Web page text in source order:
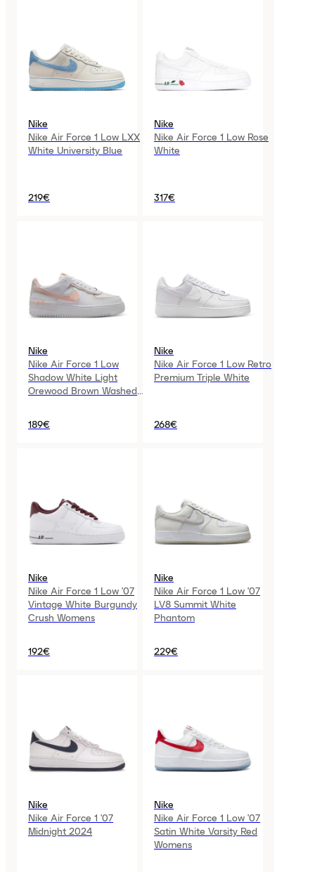
Nike
Nike Air Force 1 Low LXX
White University Blue
219€
Nike
Nike Air Force 1 Low Rose
White
317€
Nike
Nike Air Force 1 Low
Shadow White Light
Orewood Brown Washed
189€
Nike
Nike Air Force 1 Low Retro
Premium Triple White
268€
Nike
Nike Air Force 1 Low '07
Vintage White Burgundy
Crush Womens
192€
Nike
Nike Air Force 1 Low '07
LV8 Summit White
Phantom
229€
Nike
Nike Air Force 1 '07
Midnight 2024
Nike
Nike Air Force 1 Low '07
Satin White Varsity Red
Womens